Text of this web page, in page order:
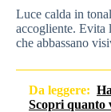
Luce calda in
accogliente. Evita
che abbassano
Da leggere:
Scopri quanto